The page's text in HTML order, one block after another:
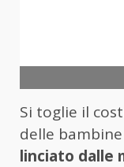
Si toglie il
delle
linciato dalle